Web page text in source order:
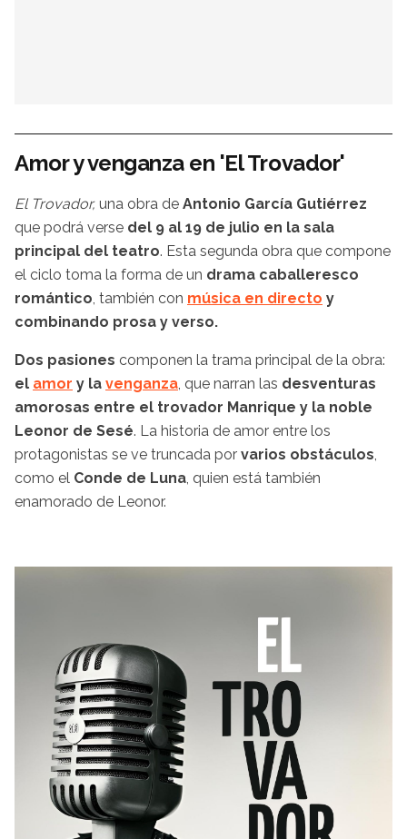
Amor y venganza en 'El Trovador'
El Trovador, una obra de Antonio García Gutiérrez
que podrá verse del 9 al 19 de julio en la sala
principal del teatro. Esta segunda obra que compone
el ciclo toma la forma de un drama caballeresco
romántico, también con música en directo y
combinando prosa y verso.
Dos pasiones componen la trama principal de la obra:
el amor y la venganza, que narran las desventuras
amorosas entre el trovador Manrique y la noble
Leonor de Sesé. La historia de amor entre los
protagonistas se ve truncada por varios obstáculos,
como el Conde de Luna, quien está también
enamorado de Leonor.